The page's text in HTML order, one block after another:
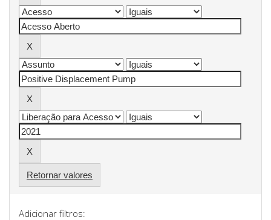
Retornar valores
Adicionar filtros: